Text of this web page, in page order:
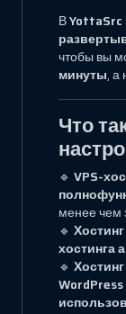
ВYottaSrc
чтобы вы
минуты, а
Что
🔹 VPS-
менее чем
🔹
хостинга
🔹